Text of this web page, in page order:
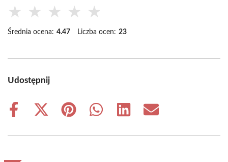
★ ★ ★ ★ ★
Średnia ocena: 4.47 Liczba ocen: 23
Udostępnij
Share
Share
(Twitter)
Share
Share
Share
Share